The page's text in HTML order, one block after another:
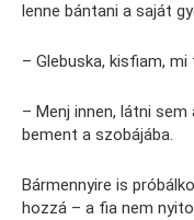
lenne bántani a saját
– Glebuska, kisfiam,
– Menj innen, látni
bement a szobájába.
Bármennyire is
hozzá – a fia nem